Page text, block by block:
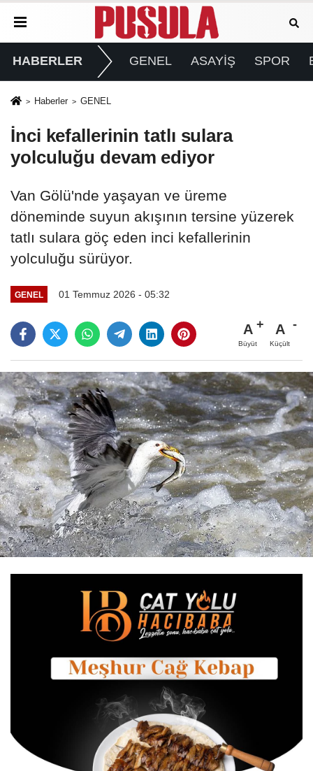
HABERLER GENEL ASAYİŞ SPOR
Haberler GENEL
İnci kefallerinin tatlı sulara
yolculuğu devam ediyor
Van Gölü'nde yaşayan ve üreme
döneminde suyun akışının tersine yüzerek
tatlı sulara göç eden inci kefallerinin
yolculuğu sürüyor.
GENEL 01 Temmuz 2026 - 05:32
A
Büyüt
A
Küçült